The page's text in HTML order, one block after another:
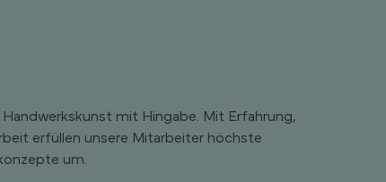
mit Hingabe. Mit Erfahrung,
erfüllen unsere Mitarbeiter höchste
um.